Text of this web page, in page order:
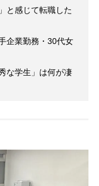
と感じて転職した
企業勤務・30代女
な学生」は何が凄